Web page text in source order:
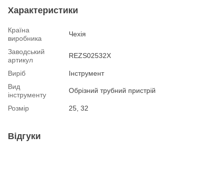
Характеристики
Країна
виробника
Чехія
Заводський
артикул
REZS02532X
Виріб
Інструмент
Вид
інструменту
Обрізний трубний пристрій
Розмір 25, 32
Відгуки